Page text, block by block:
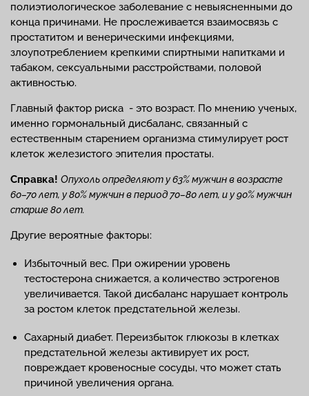
полиэтиологическое заболевание с невыясненными до
конца причинами. Не прослеживается взаимосвязь с
простатитом и венерическими инфекциями,
злоупотреблением крепкими спиртными напитками и
табаком, сексуальными расстройствами, половой
активностью.
Главный фактор риска - это возраст. По мнению ученых,
именно гормональный дисбаланс, связанный с
естественным старением организма стимулирует рост
клеток железистого эпителия простаты.
Справка! Опухоль определяют у 63% мужчин в возрасте
60–70 лет, у 80% мужчин в период 70–80 лет, и у 90% мужчин
старше 80 лет.
Другие вероятные факторы:
Избыточный вес. При ожирении уровень
тестостерона снижается, а количество эстрогенов
увеличивается. Такой дисбаланс нарушает контроль
за ростом клеток предстательной железы.
Сахарный диабет. Переизбыток глюкозы в клетках
предстательной железы активирует их рост,
повреждает кровеносные сосуды, что может стать
причиной увеличения органа.